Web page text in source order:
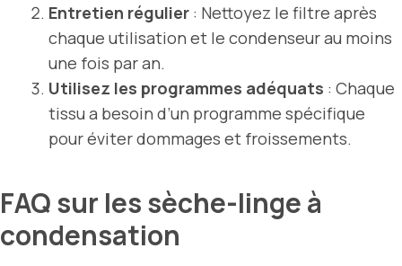
Entretien régulier : Nettoyez le filtre après
chaque utilisation et le condenseur au moins
une fois par an.
Utilisez les programmes adéquats : Chaque
tissu a besoin d’un programme spécifique
pour éviter dommages et froissements.
FAQ sur les sèche-linge à
condensation